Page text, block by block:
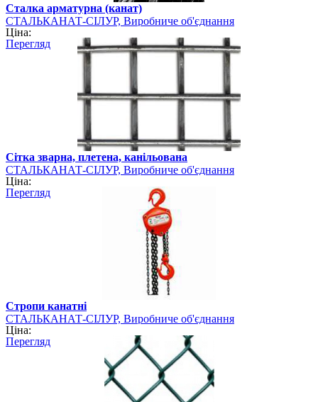
Сталка арматурна (канат)
СТАЛЬКАНАТ-СІЛУР, Виробниче об'єднання
Ціна:
Перегляд
Сітка зварна, плетена, канільована
СТАЛЬКАНАТ-СІЛУР, Виробниче об'єднання
Ціна:
Перегляд
Стропи канатні
СТАЛЬКАНАТ-СІЛУР, Виробниче об'єднання
Ціна:
Перегляд